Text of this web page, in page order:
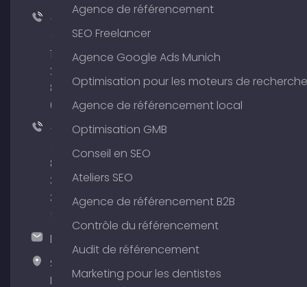
+49
176
204
801
64
+49
89
380
375
hallo@timospecht.de
Specht
Marketing
Agence de référencement
SEO Freelancer
Agence Google Ads Munich
Optimisation pour les moteurs de recherche
Agence de référencement local
Optimisation GMB
Conseil en SEO
Ateliers SEO
Agence de référencement B2B
Contrôle du référencement
Audit de référencement
Marketing pour les dentistes